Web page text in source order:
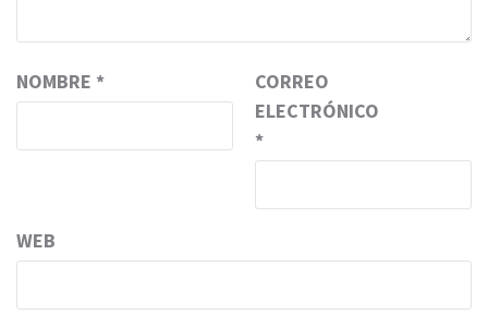
NOMBRE *
CORREO
ELECTRÓNICO
*
WEB